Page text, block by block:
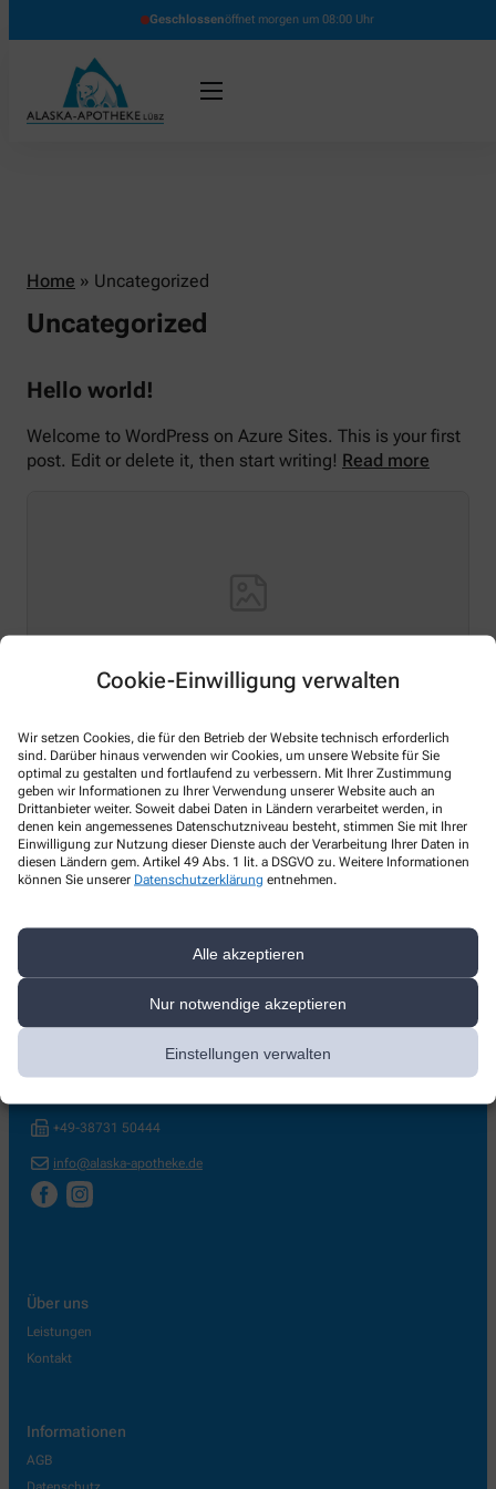
Cookie-Einwilligung verwalten
Wir setzen Cookies, die für den Betrieb der Website technisch erforderlich
sind. Darüber hinaus verwenden wir Cookies, um unsere Website für Sie
optimal zu gestalten und fortlaufend zu verbessern. Mit Ihrer Zustimmung
geben wir Informationen zu Ihrer Verwendung unserer Website auch an
Drittanbieter weiter. Soweit dabei Daten in Ländern verarbeitet werden, in
denen kein angemessenes Datenschutzniveau besteht, stimmen Sie mit Ihrer
Einwilligung zur Nutzung dieser Dienste auch der Verarbeitung Ihrer Daten in
diesen Ländern gem. Artikel 49 Abs. 1 lit. a DSGVO zu. Weitere Informationen
können Sie unserer Datenschutzerklärung entnehmen.
Alle akzeptieren
Nur notwendige akzeptieren
Einstellungen verwalten
Geschlossenöffnet morgen um 08:00 Uhr
Home » Uncategorized
Uncategorized
Hello world!
Welcome to WordPress on Azure Sites. This is your first
post. Edit or delete it, then start writing! Read more
Hello world!
Welcome to WordPress on Azure Sites. This is your first
post. Edit or delete it, then start writing!
Mehr Lesen
Alaska-Apotheke
+49-38731 50444
info@alaska-apotheke.de
Über uns
Leistungen
Kontakt
Informationen
AGB